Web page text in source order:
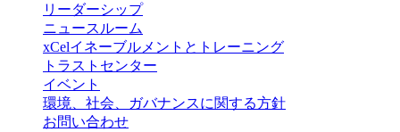
リーダーシップ
ニュースルーム
xCelイネーブルメントとトレーニング
トラストセンター
イベント
環境、社会、ガバナンスに関する方針
お問い合わせ